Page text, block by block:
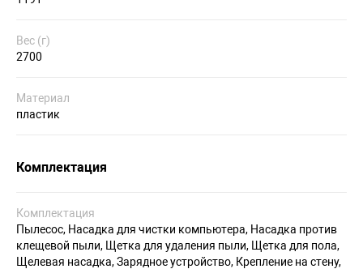
Вес (г)
2700
Материал
пластик
Комплектация
Комплектация
Пылесос, Насадка для чистки компьютера, Насадка против
клещевой пыли, Щетка для удаления пыли, Щетка для пола,
Щелевая насадка, Зарядное устройство, Крепление на стену,